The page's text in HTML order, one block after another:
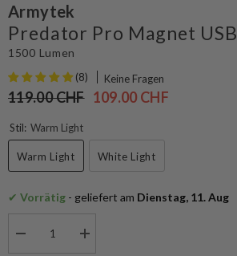
Armytek
Predator Pro Magnet USB
1500 Lumen
(8) Keine Fragen
119.00 CHF 109.00 CHF
Stil: Warm Light
Warm Light White Light
✔ Vorrätig - geliefert am Dienstag, 11. Aug
Menge